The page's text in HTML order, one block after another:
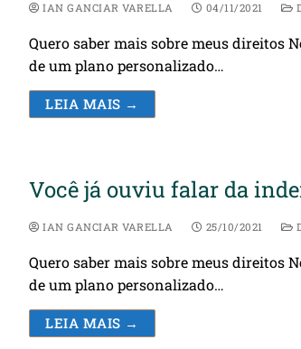
IAN GANCIAR VARELLA 04/11/2021
Quero saber mais sobre meus direitos
de um plano personalizado…
LEIA MAIS →
Você já ouviu falar da
IAN GANCIAR VARELLA 25/10/2021
Quero saber mais sobre meus direitos
de um plano personalizado…
LEIA MAIS →